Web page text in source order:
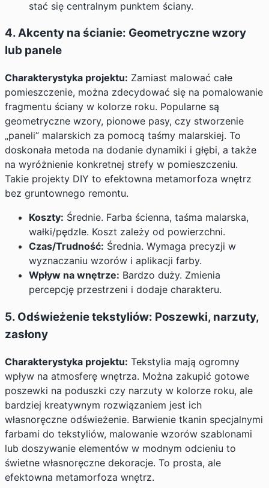
stać się centralnym punktem ściany.
4. Akcenty na ścianie: Geometryczne wzory
lub panele
Charakterystyka projektu: Zamiast malować całe
pomieszczenie, można zdecydować się na pomalowanie
fragmentu ściany w kolorze roku. Popularne są
geometryczne wzory, pionowe pasy, czy stworzenie
„paneli” malarskich za pomocą taśmy malarskiej. To
doskonała metoda na dodanie dynamiki i głębi, a także
na wyróżnienie konkretnej strefy w pomieszczeniu.
Takie projekty DIY to efektowna metamorfoza wnętrz
bez gruntownego remontu.
Koszty: Średnie. Farba ścienna, taśma malarska,
wałki/pędzle. Koszt zależy od powierzchni.
Czas/Trudność: Średnia. Wymaga precyzji w
wyznaczaniu wzorów i aplikacji farby.
Wpływ na wnętrze: Bardzo duży. Zmienia
percepcję przestrzeni i dodaje charakteru.
5. Odświeżenie tekstyliów: Poszewki, narzuty,
zasłony
Charakterystyka projektu: Tekstylia mają ogromny
wpływ na atmosferę wnętrza. Można zakupić gotowe
poszewki na poduszki czy narzuty w kolorze roku, ale
bardziej kreatywnym rozwiązaniem jest ich
własnoręczne odświeżenie. Barwienie tkanin specjalnymi
farbami do tekstyliów, malowanie wzorów szablonami
lub doszywanie elementów w modnym odcieniu to
świetne własnoręczne dekoracje. To prosta, ale
efektowna metamorfoza wnętrz.